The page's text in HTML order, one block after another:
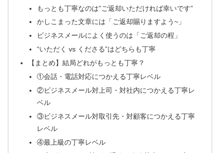
もっとも丁寧なのは”ご返却いただければ幸いです”
かしこまった文章には「ご返却賜りますよう~」
ビジネスメールによく使うのは「ご返却の程」
“いただく vs くださる”はどちらも丁寧
【まとめ】結局どれがもっとも丁寧？
①会話・電話対応につかえる丁寧レベル
②ビジネスメール対上司・対社内につかえる丁寧レ
ベル
③ビジネスメール対取引先・対顧客につかえる丁寧
レベル
④最上級の丁寧レベル